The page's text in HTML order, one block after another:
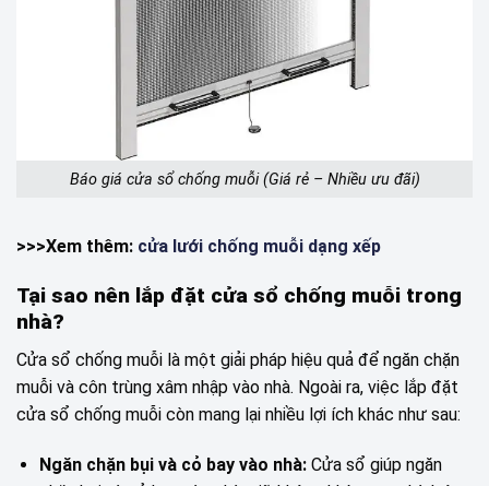
Báo giá cửa sổ chống muỗi (Giá rẻ – Nhiều ưu đãi)
>>>Xem thêm: cửa lưới chống muỗi dạng xếp
Tại sao nên lắp đặt cửa sổ chống muỗi trong
nhà?
Cửa sổ chống muỗi là một giải pháp hiệu quả để ngăn chặn
muỗi và côn trùng xâm nhập vào nhà. Ngoài ra, việc lắp đặt
cửa sổ chống muỗi còn mang lại nhiều lợi ích khác như sau:
Ngăn chặn bụi và cỏ bay vào nhà: Cửa sổ giúp ngăn